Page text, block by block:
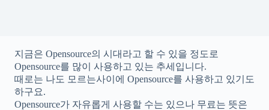
지금은 Opensource의 시대라고 할 수 있을 정도로
Opensource를 많이 사용하고 있는 추세입니다.
때로는 나도 모르는사이에 Opensource를 사용하고 있기도
하구요.
Opensource가 자유롭게 사용할 수는 있으나 무료는 뜻은